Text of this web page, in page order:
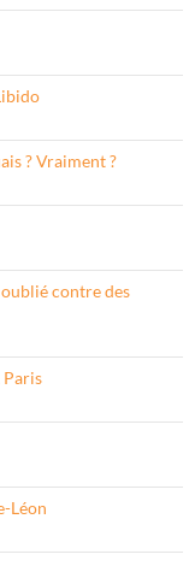
? Vraiment ?
contre des
Paris
Léon